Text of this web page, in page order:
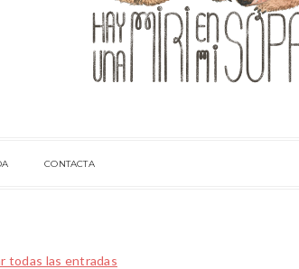
CONTACTA
todas las entradas